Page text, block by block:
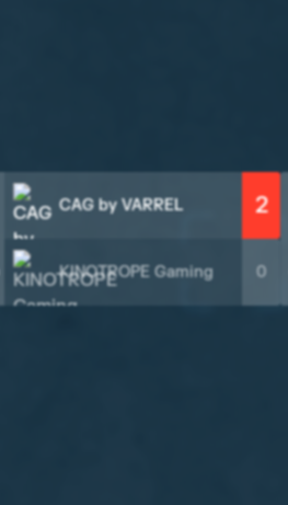
CAG by VARREL 2
KINOTROPE Gaming 0